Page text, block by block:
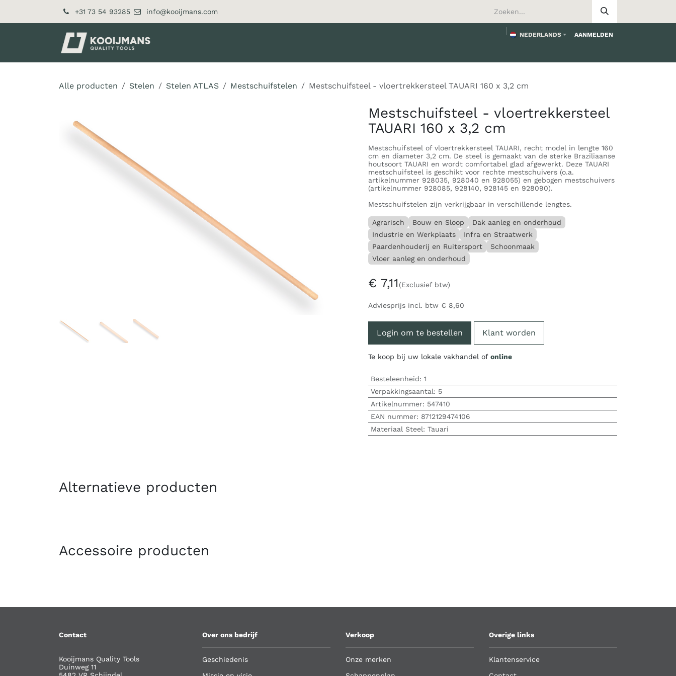
+31 73 54 93285 info@kooijmans.com
NEDERLANDS AANMELDEN
Alle producten Stelen Stelen ATLAS Mestschuifstelen Mestschuifsteel - vloertrekkersteel TAUARI 160 x 3,2 cm
Mestschuifsteel - vloertrekkersteel
TAUARI 160 x 3,2 cm
Mestschuifsteel of vloertrekkersteel TAUARI, recht model in lengte 160
cm en diameter 3,2 cm. De steel is gemaakt van de sterke Braziliaanse
houtsoort TAUARI en wordt comfortabel glad afgewerkt. Deze TAUARI
mestschuifsteel is geschikt voor rechte mestschuivers (o.a.
artikelnummer 928035, 928040 en 928055) en gebogen mestschuivers
(artikelnummer 928085, 928140, 928145 en 928090).
Mestschuifstelen zijn verkrijgbaar in verschillende lengtes.
Agrarisch Bouw en Sloop
Dak aanleg en onderhoud
Industrie en Werkplaats
Infra en Straatwerk
Paardenhouderij en Ruitersport
Schoonmaak
Vloer aanleg en onderhoud
€ 7,11 (Exclusief btw)
Adviesprijs incl. btw € 8,60
Login om te bestellen Klant worden
Te koop bij uw lokale vakhandel of online
Besteleenheid: 1
Verpakkingsaantal: 5
Artikelnummer: 547410
EAN nummer: 8712129474106
Materiaal Steel: Tauari
Alternatieve producten
Accessoire producten
Contact
Kooijmans Quality Tools
Duinweg 11
Over ons bedrijf
Geschiedenis
Verkoop
Onze merken
Overige links
Klantenservice